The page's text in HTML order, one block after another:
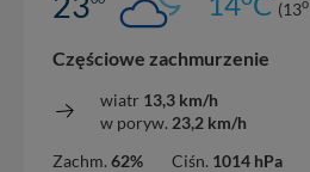
(13o
Częściowe zachmurzenie
wiatr 13,3 km/h
w poryw. 23,2 km/h
Zachm. 62%
Ciśn. 1014 hPa